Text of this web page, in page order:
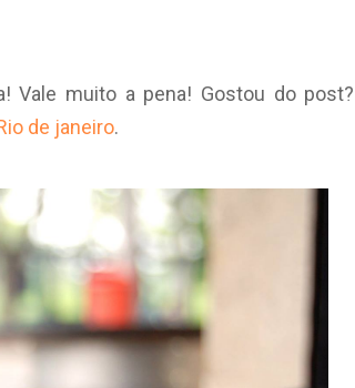
Vale muito a pena! Gostou do post?
de janeiro.